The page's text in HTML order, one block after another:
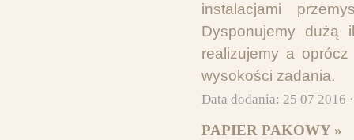
instalacjami
Dysponujemy dużą
realizujemy a
wysokości zadania.
Data dodania: 25 07 2016
PAPIER PAKOWY »